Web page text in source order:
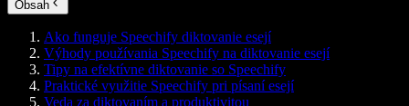
Obsah
Ako funguje Speechify diktovanie esejí
Výhody používania Speechify na diktovanie esejí
Tipy na efektívne diktovanie so Speechify
Praktické využitie Speechify pri písaní esejí
Veda za diktovaním a produktivitou